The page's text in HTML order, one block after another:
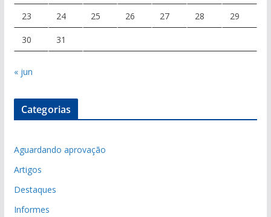
23 24 25 26 27 28 29
30 31
« jun
Categorias
Aguardando aprovação
Artigos
Destaques
Informes